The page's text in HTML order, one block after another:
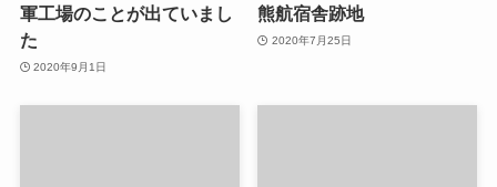
軍工場のことが出ていまし
た
2020年9月1日
熊航宿舎跡地
2020年7月25日